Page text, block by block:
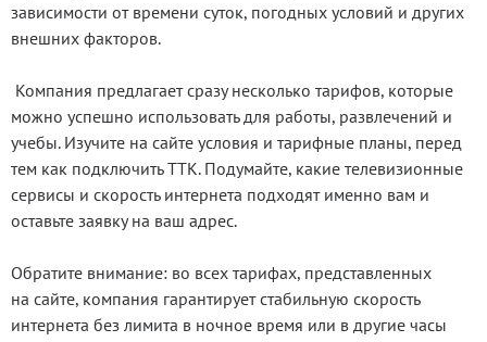
зависимости от времени суток, погодных условий и других
внешних факторов.
Компания предлагает сразу несколько тарифов, которые
можно успешно использовать для работы, развлечений и
учебы. Изучите на сайте условия и тарифные планы, перед
тем как подключить ТТК. Подумайте, какие телевизионные
сервисы и скорость интернета подходят именно вам и
оставьте заявку на ваш адрес.
Обратите внимание: во всех тарифах, представленных
на сайте, компания гарантирует стабильную скорость
интернета без лимита в ночное время или в другие часы